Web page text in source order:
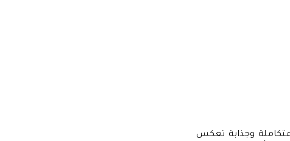
وجذابة تعكس